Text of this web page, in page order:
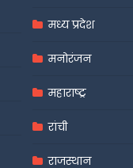
मध्य प्रदेश
मनोरंजन
महाराष्ट्र
रांची
राजस्थान